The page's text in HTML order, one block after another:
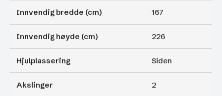
Innvendig bredde (cm) 167
Innvendig høyde (cm) 226
Hjulplassering Siden
Akslinger 2